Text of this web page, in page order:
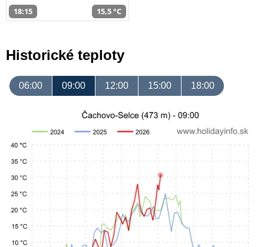
18:15 15,5 °C
Historické teploty
06:00 09:00 12:00 15:00 18:00